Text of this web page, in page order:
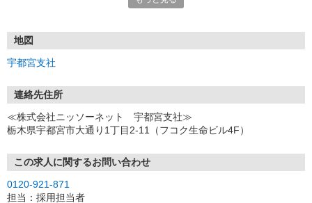
◎応募フォームからのご応募は24時間受付中です！
（2）面談・登録の実施
ご都合のよいお日にちをお聞かせください。
↓
（3）選考・お仕事のご案内
↓
※紹介予定派遣・職業紹介などで、正職員登用前提でのお仕事も可
能です。
地図
宇都宮支社
連絡先住所
≪株式会社ニッソーネット 宇都宮支社≫
栃木県宇都宮市大通り1丁目2-11（フコク生命ビル4F）
この求人に関するお問い合わせ
0120-921-871
担当：採用担当者